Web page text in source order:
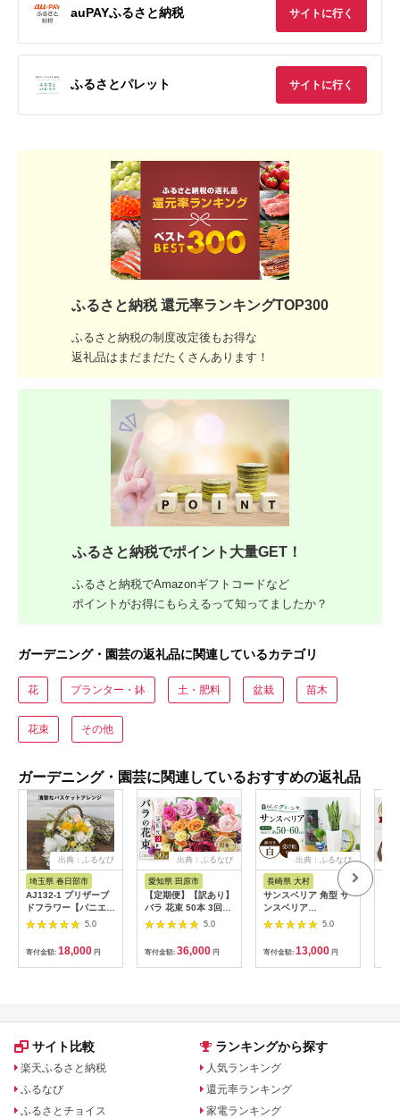
auPAYふるさと納税 サイトに行く
ふるさとパレット サイトに行く
ふるさと納税 還元率ランキングTOP300
ふるさと納税の制度改定後もお得な
返礼品はまだまだたくさんあります！
ふるさと納税でポイント大量GET！
ふるさと納税でAmazonギフトコードなど
ポイントがお得にもらえるって知ってましたか？
ガーデニング・園芸の返礼品に関連しているカテゴリ
花 プランター・鉢 土・肥料 盆栽 苗木
花束 その他
ガーデニング・園芸に関連しているおすすめの返礼品
出典：ふるなび
埼玉県 春日部市
AJ132-1 プリザーブ
ドフラワー【パニエ/
イエロー】春日部市
シュガーパイン
5.0
寄付金額: 18,000 円
出典：ふるなび
愛知県 田原市
【定期便】【訳あり】
バラ 花束 50本 3回定
期便 チャーミングロ
5.0
寄付金額: 36,000 円
出典：ふるなび
長崎県 大村
サンスベリア 角型 サ
ンスベリア
[ACYK020]
5.0
寄付金額: 13,000 円
サイト比較
楽天ふるさと納税
ふるなび
ふるさとチョイス
ランキングから探す
人気ランキング
還元率ランキング
家電ランキング